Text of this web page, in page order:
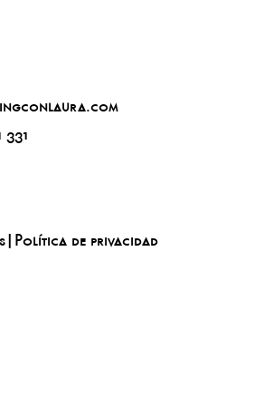
| Política de privacidad